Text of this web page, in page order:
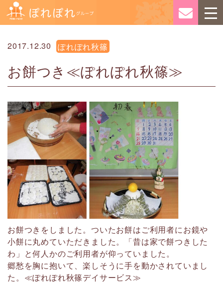
2017.12.30 ぽれぽれ秋篠
お餅つき≪ぽれぽれ秋篠≫
お餅つきをしました。ついたお餅はご利用者にお鏡や
小餅に丸めていただきました。「昔は家で餅つきした
わ」と何人かのご利用者が仰っていました。
郷愁を胸に抱いて、楽しそうに手を動かされていまし
た。≪ぽれぽれ秋篠デイサービス≫